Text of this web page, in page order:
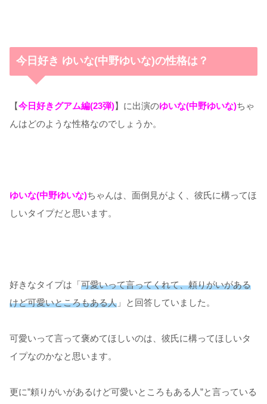
今日好き ゆいな(中野ゆいな)の性格は？
【今日好きグアム編(23弾)】に出演のゆいな(中野ゆいな)ちゃ
んはどのような性格なのでしょうか。
ゆいな(中野ゆいな)ちゃんは、面倒見がよく、彼氏に構ってほ
しいタイプだと思います。
好きなタイプは「可愛いって言ってくれて、頼りがいがある
けど可愛いところもある人 」と回答していました。
可愛いって言って褒めてほしいのは、彼氏に構ってほしいタ
イプなのかなと思います。
更に”頼りがいがあるけど可愛いところもある人”と言っている